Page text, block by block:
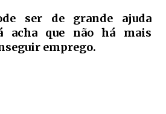
ser de grande ajuda
acha que não há mais
emprego.